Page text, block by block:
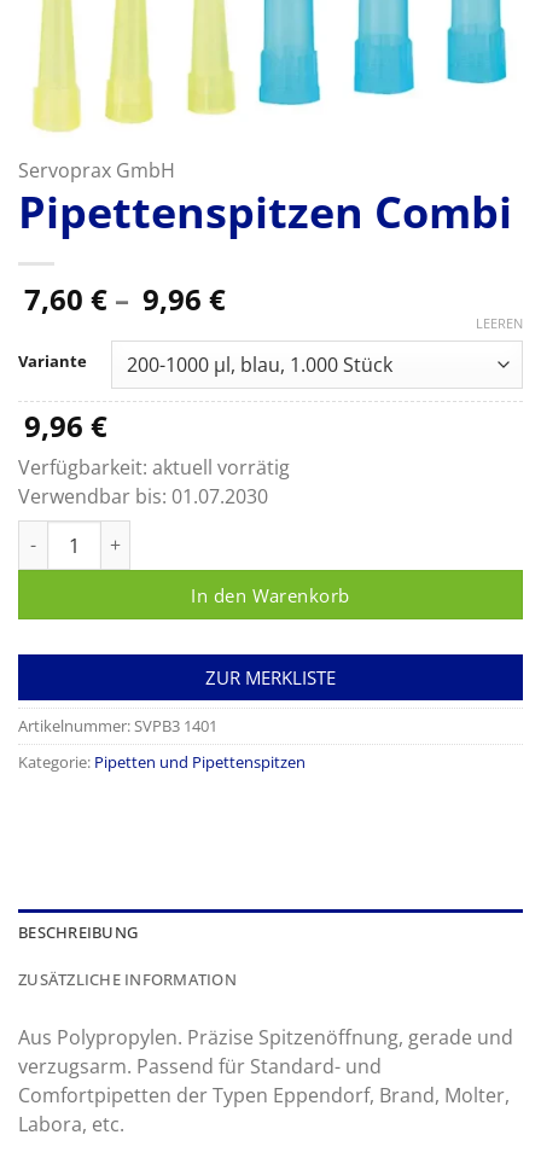
Servoprax GmbH
Pipettenspitzen Combi
7,60 € – 9,96 €Preisspanne:
bis
9,96 €
Variante
LEEREN
9,96 €
Verfügbarkeit: aktuell vorrätig
Verwendbar bis: 01.07.2030
In den Warenkorb
ZUR MERKLISTE
Artikelnummer:SVPB3 1401
Kategorie: Pipetten und Pipettenspitzen
BESCHREIBUNG
ZUSÄTZLICHE INFORMATION
Aus Polypropylen. Präzise Spitzenöffnung, gerade und
verzugsarm. Passend für Standard- und
Comfortpipetten der Typen Eppendorf, Brand, Molter,
Labora, etc.